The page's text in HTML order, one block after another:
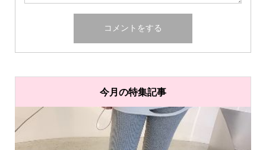
今月の特集記事